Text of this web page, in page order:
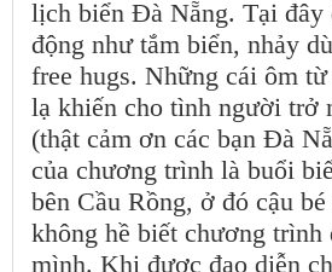
lịch biển Đà Nẵng. Tại đây
động như tắm biển, nhảy
free hugs. Những cái ôm
lạ khiến cho tình người trở
(thật cảm ơn các bạn Đà
của chương trình là buổi
bên Cầu Rồng, ở đó cậu
không hề biết chương trình
mình. Khi được đạo diễn